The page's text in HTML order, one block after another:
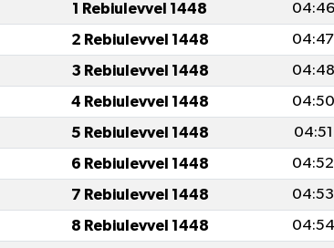
1 Rebiulevvel 1448 04:46
2 Rebiulevvel 1448 04:47
3 Rebiulevvel 1448 04:48
4 Rebiulevvel 1448 04:50
5 Rebiulevvel 1448 04:51
6 Rebiulevvel 1448 04:52
7 Rebiulevvel 1448 04:53
8 Rebiulevvel 1448 04:54